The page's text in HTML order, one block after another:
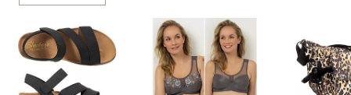
oder
wischen
Sie
Touch-